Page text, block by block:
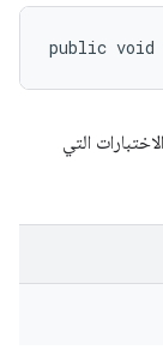
public void
التي